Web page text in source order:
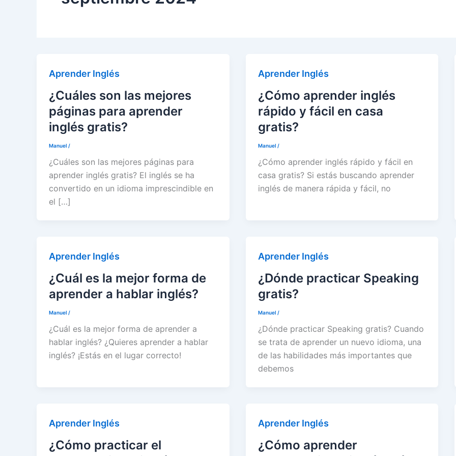
Aprender Inglés
¿Cuáles son las mejores
páginas para aprender
inglés gratis?
Manuel /
¿Cuáles son las mejores páginas para
aprender inglés gratis? El inglés se ha
convertido en un idioma imprescindible en
el […]
Aprender Inglés
¿Cómo aprender inglés
rápido y fácil en casa
gratis?
Manuel /
¿Cómo aprender inglés rápido y fácil en
casa gratis? Si estás buscando aprender
inglés de manera rápida y fácil, no
Aprender Inglés
¿Cuál es la mejor forma de
aprender a hablar inglés?
Manuel /
¿Cuál es la mejor forma de aprender a
hablar inglés? ¿Quieres aprender a hablar
inglés? ¡Estás en el lugar correcto!
Aprender Inglés
¿Dónde practicar Speaking
gratis?
Manuel /
¿Dónde practicar Speaking gratis? Cuando
se trata de aprender un nuevo idioma, una
de las habilidades más importantes que
debemos
Aprender Inglés
¿Cómo practicar el
Aprender Inglés
¿Cómo aprender